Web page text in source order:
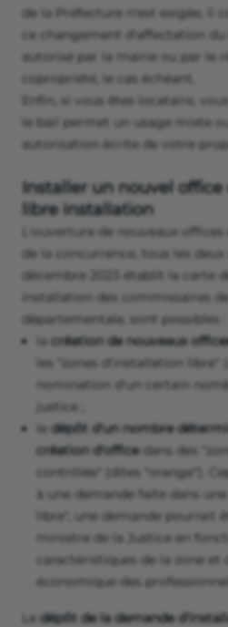
de la Préfecture n'est exigée, il
ce changement d'affectation
autorisé par la mairie ou par le
copropriété, le cas échéant.
Enfin, si vous êtes locataire,
le bail permet un usage mixte
autorisation écrite de votre
Installer un nouvel
libre installation
L'ouverture de nouveaux
de la concurrence, tous les deux
décembre 2023 établit la carte
installation des commissaires
départementale, sont possibles :
la création de nouveaux
les "zones d'installation libre"
nomination d'un certain
justice ;
le dépôt d'un nombre
création d'office dans des
contrôlée" (dites "orange").
à une demande faite dans
libre", une demande pourrait
ministre de la Justice en
caractéristiques de la zone
économique des
Le dépôt de la demande